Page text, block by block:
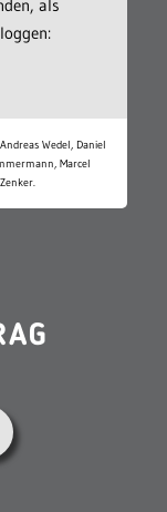
als
Andreas Wedel, Daniel
Marcel